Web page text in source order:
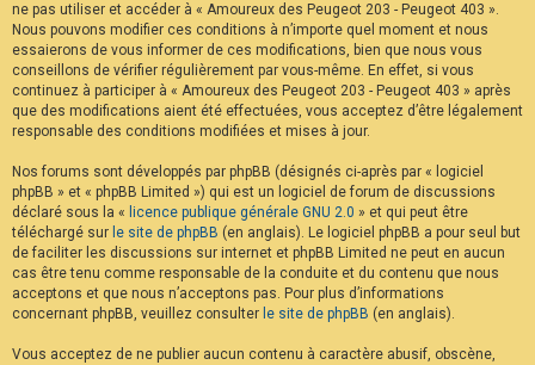
ne pas utiliser et accéder à « Amoureux des Peugeot 203 - Peugeot 403 ».
Nous pouvons modifier ces conditions à n’importe quel moment et nous
essaierons de vous informer de ces modifications, bien que nous vous
conseillons de vérifier régulièrement par vous-même. En effet, si vous
continuez à participer à « Amoureux des Peugeot 203 - Peugeot 403 » après
que des modifications aient été effectuées, vous acceptez d’être légalement
responsable des conditions modifiées et mises à jour.
Nos forums sont développés par phpBB (désignés ci-après par « logiciel
phpBB » et « phpBB Limited ») qui est un logiciel de forum de discussions
déclaré sous la « licence publique générale GNU 2.0 » et qui peut être
téléchargé sur le site de phpBB (en anglais). Le logiciel phpBB a pour seul but
de faciliter les discussions sur internet et phpBB Limited ne peut en aucun
cas être tenu comme responsable de la conduite et du contenu que nous
acceptons et que nous n’acceptons pas. Pour plus d’informations
concernant phpBB, veuillez consulter le site de phpBB (en anglais).
Vous acceptez de ne publier aucun contenu à caractère abusif, obscène,